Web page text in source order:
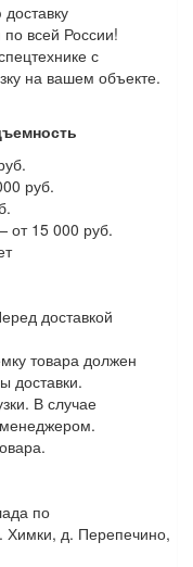
всей России!
с
на вашем объекте.
руб.
от 15 000 руб.
доставкой
товара должен
доставки.
В случае
менеджером.
по
Химки, д. Перепечино,